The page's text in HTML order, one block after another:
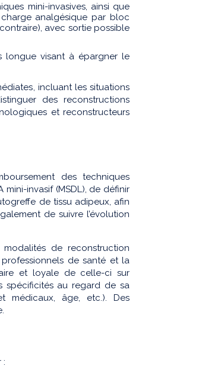
mini-invasives, ainsi que
analgésique par bloc
avec sortie possible
longue visant à épargner le
incluant les situations
des reconstructions
et reconstructeurs
des techniques
mini-invasif (MSDL), de définir
de tissu adipeux, afin
de suivre l’évolution
de reconstruction
de santé et la
et loyale de celle-ci sur
spécificités au regard de sa
médicaux, âge, etc.). Des
: